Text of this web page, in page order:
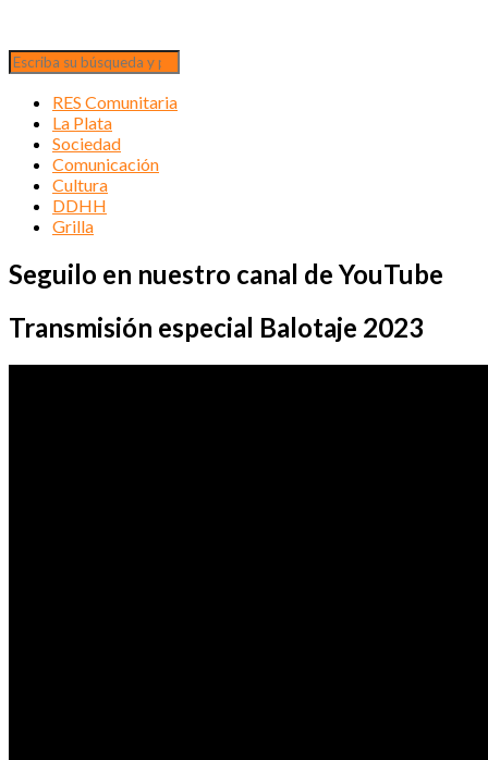
RES Comunitaria
La Plata
Sociedad
Comunicación
Cultura
DDHH
Grilla
Seguilo en nuestro canal de YouTube
Transmisión especial Balotaje 2023